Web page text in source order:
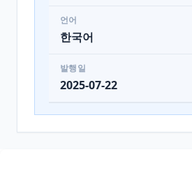
언어
한국어
발행일
2025-07-22